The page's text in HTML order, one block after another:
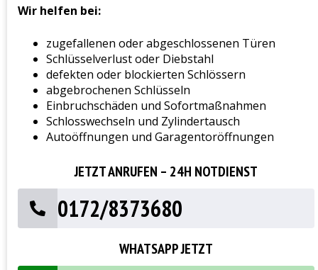
Wir helfen bei:
zugefallenen oder abgeschlossenen Türen
Schlüsselverlust oder Diebstahl
defekten oder blockierten Schlössern
abgebrochenen Schlüsseln
Einbruchschäden und Sofortmaßnahmen
Schlosswechseln und Zylindertausch
Autoöffnungen und Garagentoröffnungen
JETZT ANRUFEN – 24H NOTDIENST
0172/8373680
WHATSAPP JETZT